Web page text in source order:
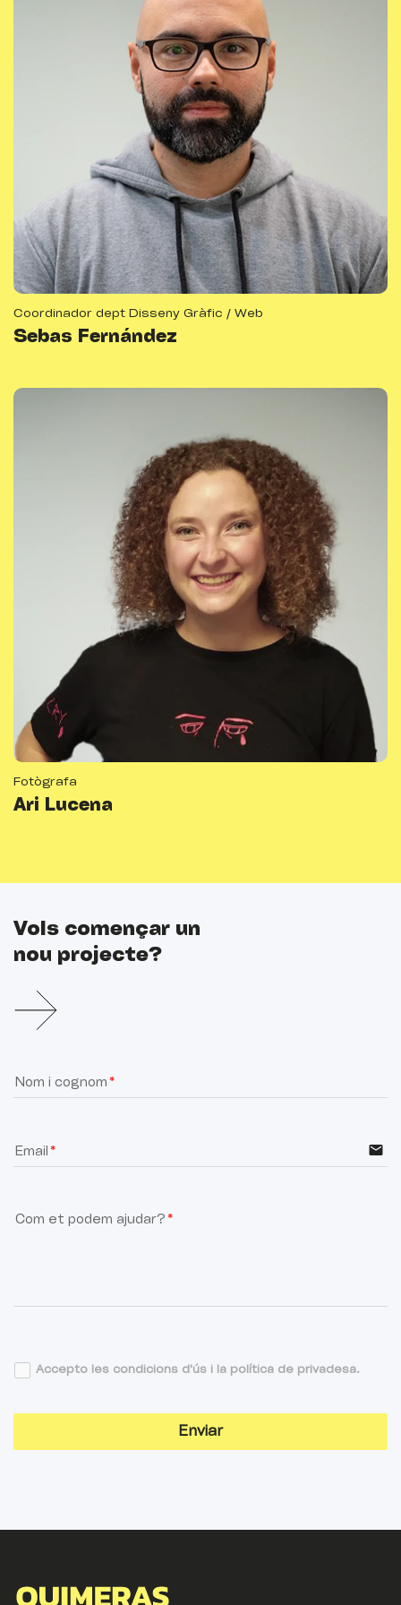
Coordinador dept Disseny Gràfic / Web
Sebas Fernández
Fotògrafa
Ari Lucena
Vols començar un
nou projecte?
Nom i cognom
Email email
Com et podem ajudar?
Accepto les condicions d'ús i la política de privadesa.
Enviar